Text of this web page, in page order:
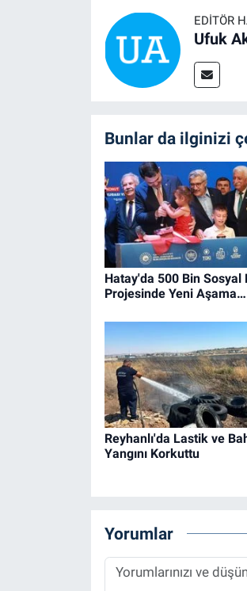
EDITÖR
Ufuk
Bunlar da ilginizi
Hatay'da 500 Bin Sosyal
Projesinde Yeni Aşama…
Reyhanlı'da Lastik ve
Yangını Korkuttu
Yorumlar